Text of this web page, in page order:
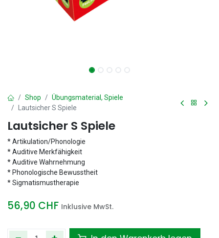
Shop
Übungsmaterial, Spiele
Lautsicher S Spiele
Lautsicher S Spiele
* Artikulation/Phonologie
* Auditive Merkfähigkeit
* Auditive Wahrnehmung
* Phonologische Bewusstheit
* Sigmatismustherapie
56,90 CHF Inklusive MwSt.